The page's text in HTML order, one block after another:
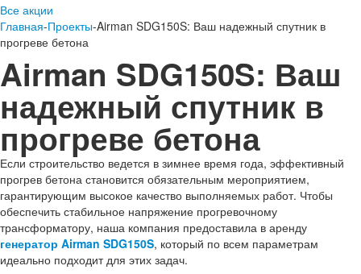
Все акции
Главная-Проекты-Airman SDG150S: Ваш надежный спутник в
прогреве бетона
Airman SDG150S: Ваш
надежный спутник в
прогреве бетона
Если строительство ведется в зимнее время года, эффективный
прогрев бетона становится обязательным мероприятием,
гарантирующим высокое качество выполняемых работ. Чтобы
обеспечить стабильное напряжение прогревочному
трансформатору, наша компания предоставила в аренду
генератор Airman SDG150S, который по всем параметрам
идеально подходит для этих задач.